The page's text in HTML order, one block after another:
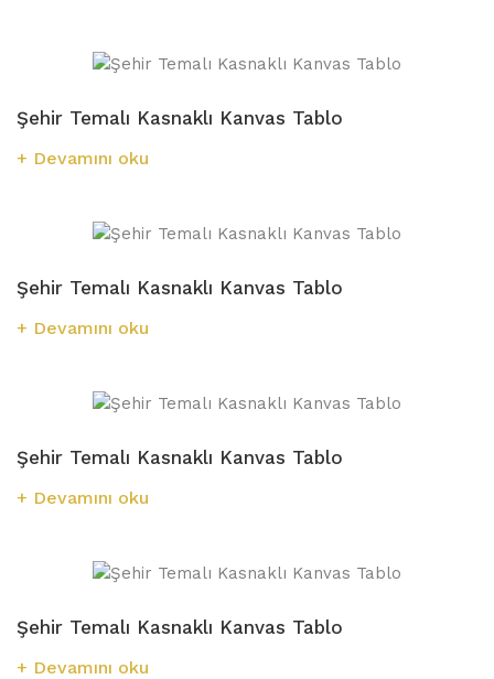
Şehir Temalı Kasnaklı Kanvas Tablo
Devamını oku
Şehir Temalı Kasnaklı Kanvas Tablo
Devamını oku
Şehir Temalı Kasnaklı Kanvas Tablo
Devamını oku
Şehir Temalı Kasnaklı Kanvas Tablo
Devamını oku